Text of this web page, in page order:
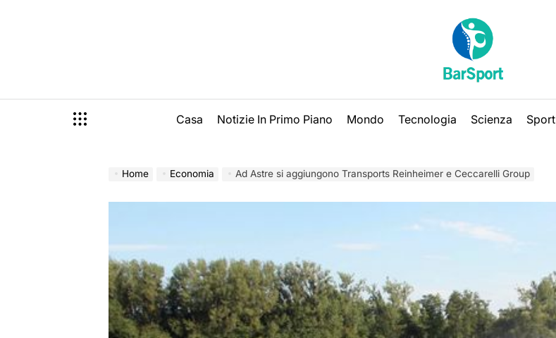
Casa Notizie In Primo Piano Mondo Tecnologia Scienza Sport
Home Economia Ad Astre si aggiungono Transports Reinheimer e Ceccarelli Group